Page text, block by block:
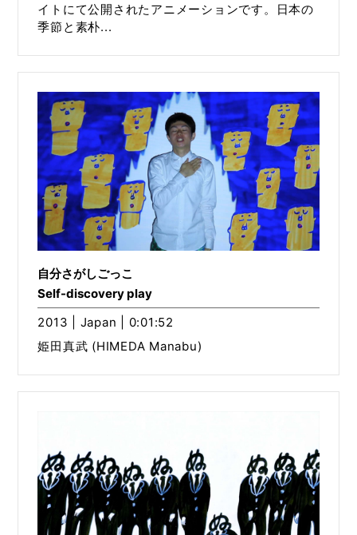
イトにて公開されたアニメーションです。日本の
季節と素朴...
自分さがしごっこ
Self-discovery play
2013 | Japan | 0:01:52
姫田真武 (HIMEDA Manabu)